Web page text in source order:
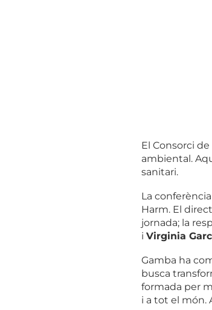
El Consorci
ambiental.
sanitari.
La
Harm. El
jornada; la
i Virginia
Gamba ha
busca
formada per
i a tot el món.